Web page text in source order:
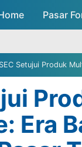
Pasar
SEC Setujui Produk
Era